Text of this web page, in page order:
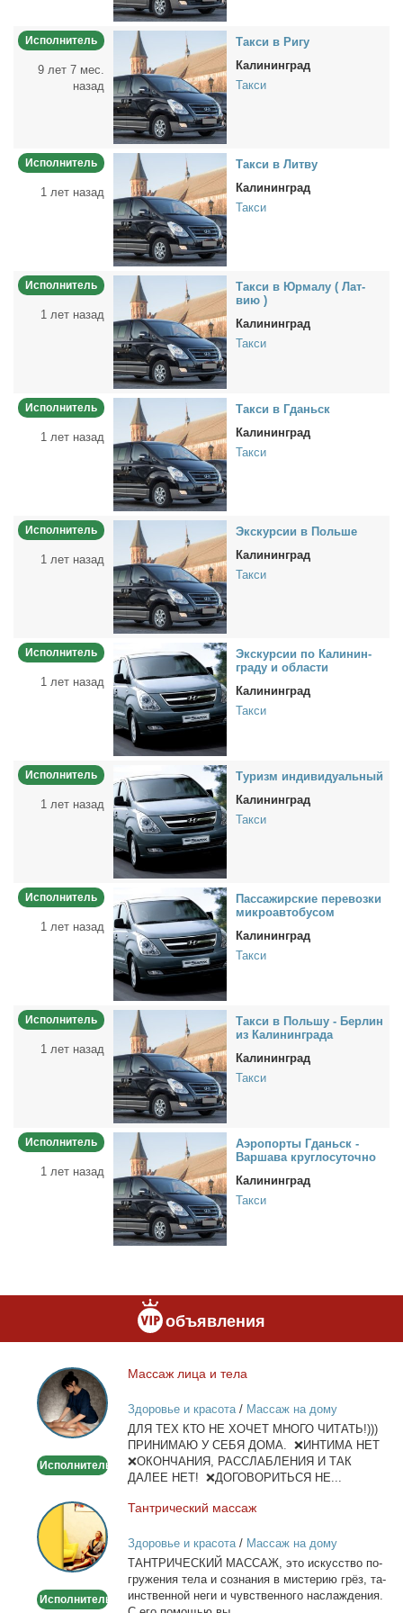
Исполнитель
9 лет 7 мес.
назад
Так­си в Ри­гу
Калининград
Такси
Исполнитель
1 лет назад
Так­си в Лит­ву
Калининград
Такси
Исполнитель
1 лет назад
Так­си в Юр­ма­лу ( Лат­
вию )
Калининград
Такси
Исполнитель
1 лет назад
Так­си в Гданьск
Калининград
Такси
Исполнитель
1 лет назад
Экс­кур­сии в Поль­ше
Калининград
Такси
Исполнитель
1 лет назад
Экс­кур­сии по Ка­ли­нин­
гра­ду и об­ла­сти
Калининград
Такси
Исполнитель
1 лет назад
Ту­ризм ин­ди­ви­ду­аль­ный
Калининград
Такси
Исполнитель
1 лет назад
Пас­са­жир­ские пе­ре­воз­ки
мик­ро­ав­то­бу­сом
Калининград
Такси
Исполнитель
1 лет назад
Так­си в Поль­шу - Бер­лин
из Ка­ли­нин­гра­да
Калининград
Такси
Исполнитель
1 лет назад
Аэро­пор­ты Гданьск -
Вар­ша­ва круг­ло­су­точ­но
Калининград
Такси
объявления
Массаж
лица
и
тела
Исполнитель
Мас­саж ли­ца и те­ла
Здоровье и красота/ Массаж на дому
ДЛЯ ТЕХ КТО НЕ ХОЧЕТ МНОГО ЧИТАТЬ!)))
ПРИНИМАЮ У СЕБЯ ДОМА. ❌ИНТИМА НЕТ
❌ОКОНЧАНИЯ, РАССЛАБЛЕНИЯ И ТАК
ДАЛЕЕ НЕТ! ❌ДОГОВОРИТЬСЯ НЕ...
Тантрический
массаж
Исполнитель
Тан­три­че­ский мас­саж
Здоровье и красота/ Массаж на дому
ТАНТРИЧЕСКИЙ МАССАЖ, это ис­кус­ство по­
гру­же­ния те­ла и со­зна­ния в ми­сте­рию грёз, та­
ин­ствен­ной неги и чув­ствен­но­го на­сла­жде­ния.